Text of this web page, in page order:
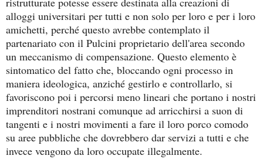
alloggi universitari per tutti e non solo per loro e per i loro
amichetti, perché questo avrebbe contemplato il
partenariato con il Pulcini proprietario dell'area secondo
un meccanismo di compensazione. Questo elemento è
sintomatico del fatto che, bloccando ogni processo in
maniera ideologica, anziché gestirlo e controllarlo, si
favoriscono poi i percorsi meno lineari che portano i nostri
imprenditori nostrani comunque ad arricchirsi a suon di
tangenti e i nostri movimenti a fare il loro porco comodo
su aree pubbliche che dovrebbero dar servizi a tutti e che
invece vengono da loro occupate illegalmente.